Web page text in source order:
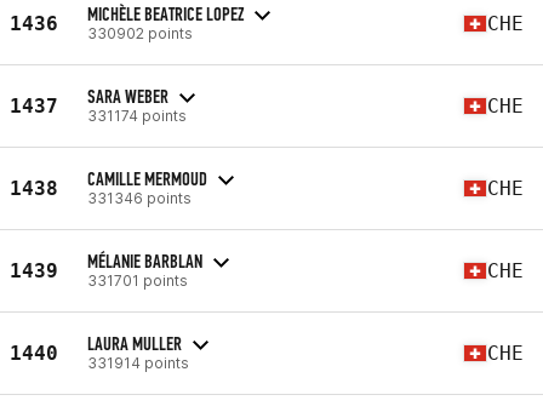
1436 MICHÈLE BEATRICE LOPEZ
330902 points CHE
1437 SARA WEBER
331174 points CHE
1438 CAMILLE MERMOUD
331346 points CHE
1439 MÉLANIE BARBLAN
331701 points CHE
1440 LAURA MULLER
331914 points CHE